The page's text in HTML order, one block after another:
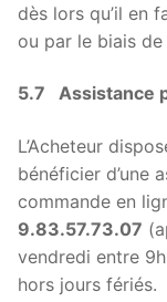
dès lors qu’il en
ou par le biais
5.7 Assistance
L’Acheteur
bénéficier d’une
commande en
9.83.57.73.07
vendredi entre
hors jours fériés.